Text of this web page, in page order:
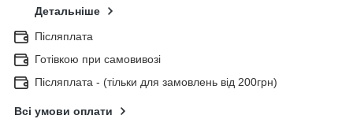
Детальніше
Післяплата
Готівкою при самовивозі
Післяплата - (тільки для замовлень від 200грн)
Всі умови оплати